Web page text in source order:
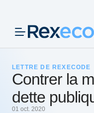
LETTRE DE REXECODE
Contrer la
dette
01 oct. 2020